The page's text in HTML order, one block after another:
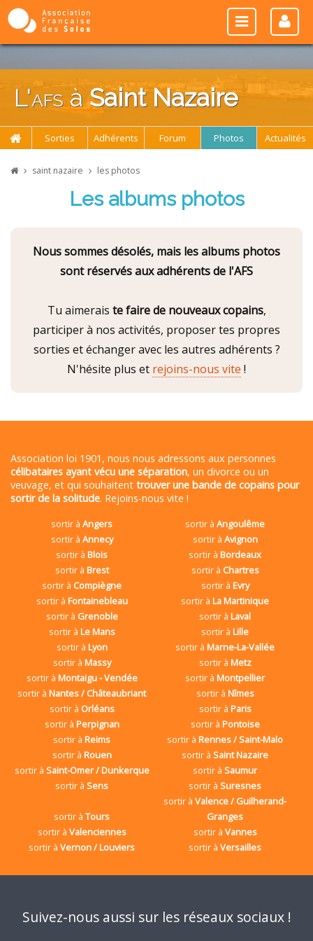
L'afsàSaint Nazaire
Sorties Adhérents Forum Photos Actualités
saint nazaire les photos
Les albums photos
Nous sommes désolés, mais les albums photos
sont réservés aux adhérents de l'AFS
Tu aimerais te faire de nouveaux copains,
participer à nos activités, proposer tes propres
sorties et échanger avec les autres adhérents ?
N'hésite plus et rejoins-nous vite !
Association loi 1901, nous nous adressons aux personnes
célibataires ayant vécu une séparation, un divorce ou un
veuvage, et qui souhaitent trouver une bande de copains pour
sortir de la solitude. Rejoins-nous vite !
sortir àAngers sortir àAngoulême
sortir à Annecy sortir à Avignon
sortir àBlois sortir àBordeaux
sortir à Brest sortir à Chartres
sortir à Compiègne sortir à Evry
sortir à Fontainebleau sortir àLa Martinique
sortir à Grenoble sortir àLaval
sortir à Le Mans sortir àLille
sortir à Lyon sortir àMarne-La-Vallée
sortir à Massy sortir à Metz
sortir à Montaigu - Vendée sortir àMontpellier
sortir àNantes / Châteaubriant sortir à Nîmes
sortir à Orléans sortir à Paris
sortir à Perpignan sortir à Pontoise
sortir àReims sortir àRennes / Saint-Malo
sortir à Rouen sortir àSaint Nazaire
sortir à Saint-Omer / Dunkerque sortir àSaumur
sortir àSens sortir àSuresnes
sortir àTours
sortir àValence / Guilherand-
Granges
sortir à Valenciennes sortir à Vannes
sortir àVernon / Louviers sortir àVersailles
Suivez-nous aussi sur les réseaux sociaux !